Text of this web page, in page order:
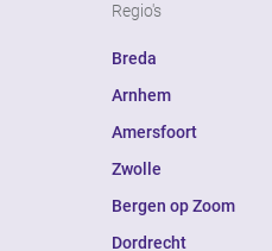
Regio's
Breda
Arnhem
Amersfoort
Zwolle
Bergen op Zoom
Dordrecht